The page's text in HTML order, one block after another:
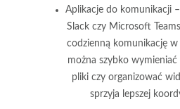
Aplikacje do komunikacji
Slack czy Microsoft
codzienną komunikację w
można szybko wymieniać
pliki czy organizować
sprzyja lepszej